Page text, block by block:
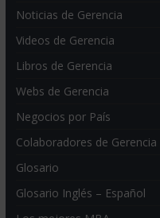
Noticias de Gerencia
Videos de Gerencia
Libros de Gerencia
Webs de Gerencia
Negocios por País
Colaboradores de Gerencia
Glosario
Glosario Inglés – Español